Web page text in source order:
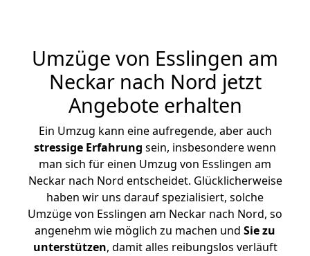
Umzüge von Esslingen am
Neckar nach Nord jetzt
Angebote erhalten
Ein Umzug kann eine aufregende, aber auch
stressige Erfahrung sein, insbesondere wenn
man sich für einen Umzug von Esslingen am
Neckar nach Nord entscheidet. Glücklicherweise
haben wir uns darauf spezialisiert, solche
Umzüge von Esslingen am Neckar nach Nord, so
angenehm wie möglich zu machen und Sie zu
unterstützen, damit alles reibungslos verläuft